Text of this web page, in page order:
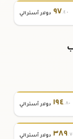
٩٧.٤٠ دولار أسترالي
١٩٤.٨٠ دولار أسترالي
٣٨٩ دولار أسترالي